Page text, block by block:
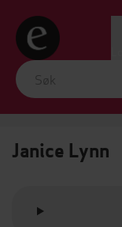
Janice Lynn